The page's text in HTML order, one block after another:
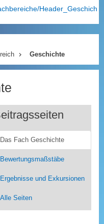
Header_Geschich
Geschichte
Das Fach Geschichte
Bewertungsmaßstäbe
Ergebnisse und Exkursionen
Alle Seiten